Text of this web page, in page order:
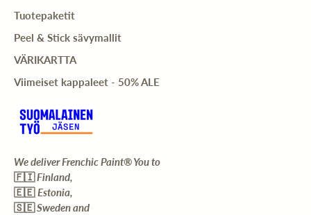
Tuotepaketit
Peel & Stick sävymallit
VÄRIKARTTA
Viimeiset kappaleet - 50% ALE
We deliver Frenchic Paint® You to
🇫🇮Finland,
🇪🇪 Estonia,
🇸🇪Sweden and